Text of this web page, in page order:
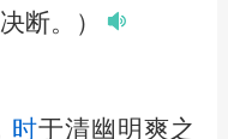
断。）
时于清幽明爽之